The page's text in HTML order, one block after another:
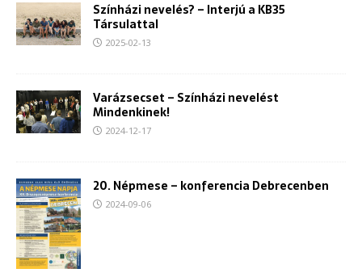
Színházi nevelés? – Interjú a KB35
Társulattal
2025-02-13
Varázsecset – Színházi nevelést
Mindenkinek!
2024-12-17
20. Népmese – konferencia Debrecenben
2024-09-06